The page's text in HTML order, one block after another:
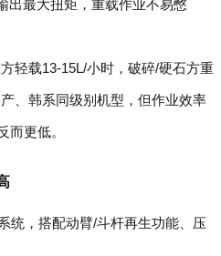
出最大扭矩，重载作业不易憋
轻载13-15L/小时，破碎/硬石方重
、韩系同级别机型，但作业效率
而更低。
统，搭配动臂/斗杆再生功能、压